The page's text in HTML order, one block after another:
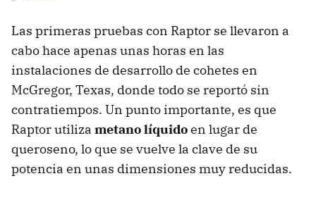
Las primeras pruebas con Raptor se llevaron a
cabo hace apenas unas horas en las
instalaciones de desarrollo de cohetes en
McGregor, Texas, donde todo se reportó sin
contratiempos. Un punto importante, es que
Raptor utiliza metano líquidoen lugar de
queroseno, lo que se vuelve la clave de su
potencia en unas dimensiones muy reducidas.